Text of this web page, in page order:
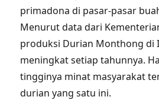
primadona di pasar-pasar
Menurut data dari
produksi Durian Monthong di
meningkat setiap tahunnya.
tingginya minat masyarakat
durian yang satu ini.